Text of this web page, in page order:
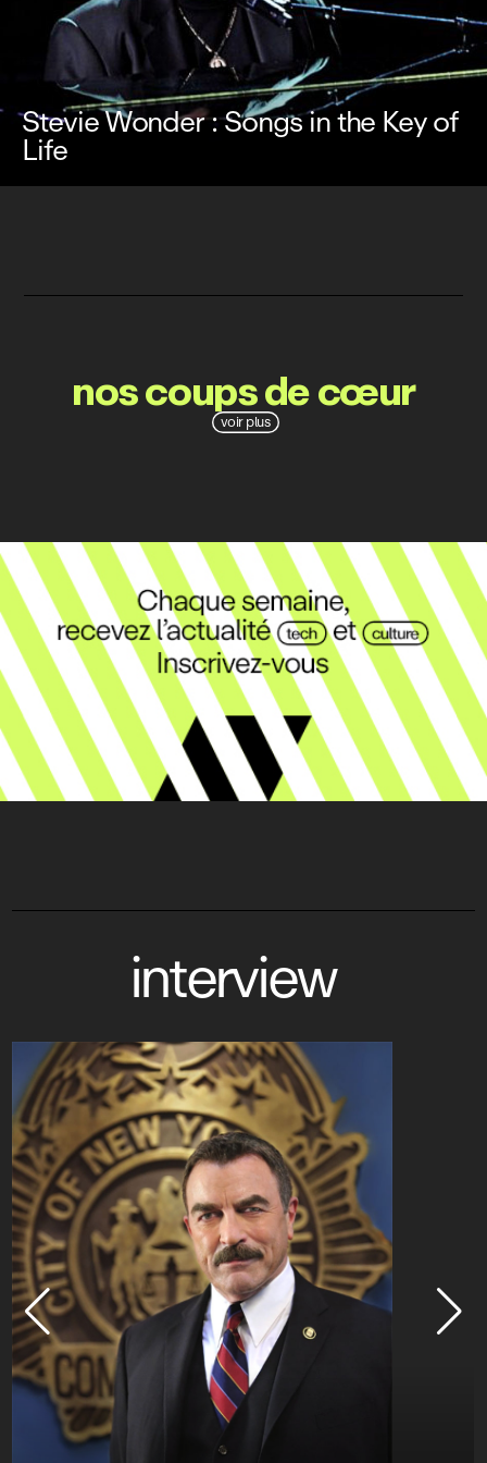
Stevie Wonder : Songs in the Key of
Life
voir plus
nos coups de cœur
interview